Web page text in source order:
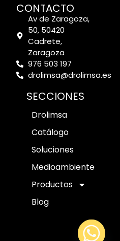
CONTACTO
Av de Zaragoza,
50, 50420
Cadrete,
Zaragoza
976 503 197
drolimsa@drolimsa.es
SECCIONES
Drolimsa
Catálogo
Soluciones
Medioambiente
Productos
Blog